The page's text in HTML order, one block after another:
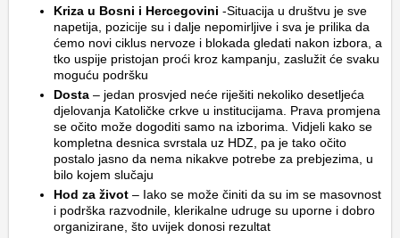
Kriza u Bosni i Hercegovini -Situacija u društvu je sve
napetija, pozicije su i dalje nepomirljive i sva je prilika da
ćemo novi ciklus nervoze i blokada gledati nakon izbora, a
tko uspije pristojan proći kroz kampanju, zaslužit će svaku
moguću podršku
Dosta – jedan prosvjed neće riješiti nekoliko desetljeća
djelovanja Katoličke crkve u institucijama. Prava promjena
se očito može dogoditi samo na izborima. Vidjeli kako se
kompletna desnica svrstala uz HDZ, pa je tako očito
postalo jasno da nema nikakve potrebe za prebjezima, u
bilo kojem slučaju
Hod za život – Iako se može činiti da su im se masovnost
i podrška razvodnile, klerikalne udruge su uporne i dobro
organizirane, što uvijek donosi rezultat